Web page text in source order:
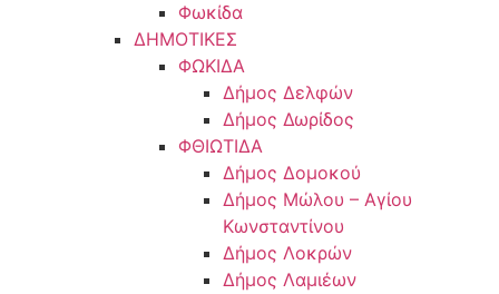
Φωκίδα
ΔΗΜΟΤΙΚΕΣ
ΦΩΚΙΔΑ
Δήμος Δελφών
Δήμος Δωρίδος
ΦΘΙΩΤΙΔΑ
Δήμος Δομοκού
Δήμος Μώλου – Αγίου
Κωνσταντίνου
Δήμος Λοκρών
Δήμος Λαμιέων